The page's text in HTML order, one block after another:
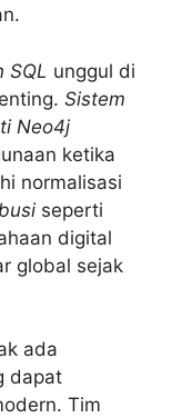
SQL unggul di
Sistem
Neo4j
ketika
normalisasi
seperti
digital
global sejak
ada
dapat
Tim